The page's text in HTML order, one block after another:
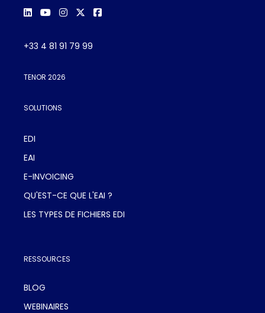
+33 4 81 91 79 99
TENOR 2026
SOLUTIONS
EDI
EAI
E-INVOICING
QU'EST-CE QUE L'EAI ?
LES TYPES DE FICHIERS EDI
RESSOURCES
BLOG
WEBINAIRES